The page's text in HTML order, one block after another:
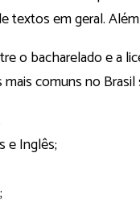
textos em geral.
o bacharelado e a
comuns no Brasil
e Inglês;